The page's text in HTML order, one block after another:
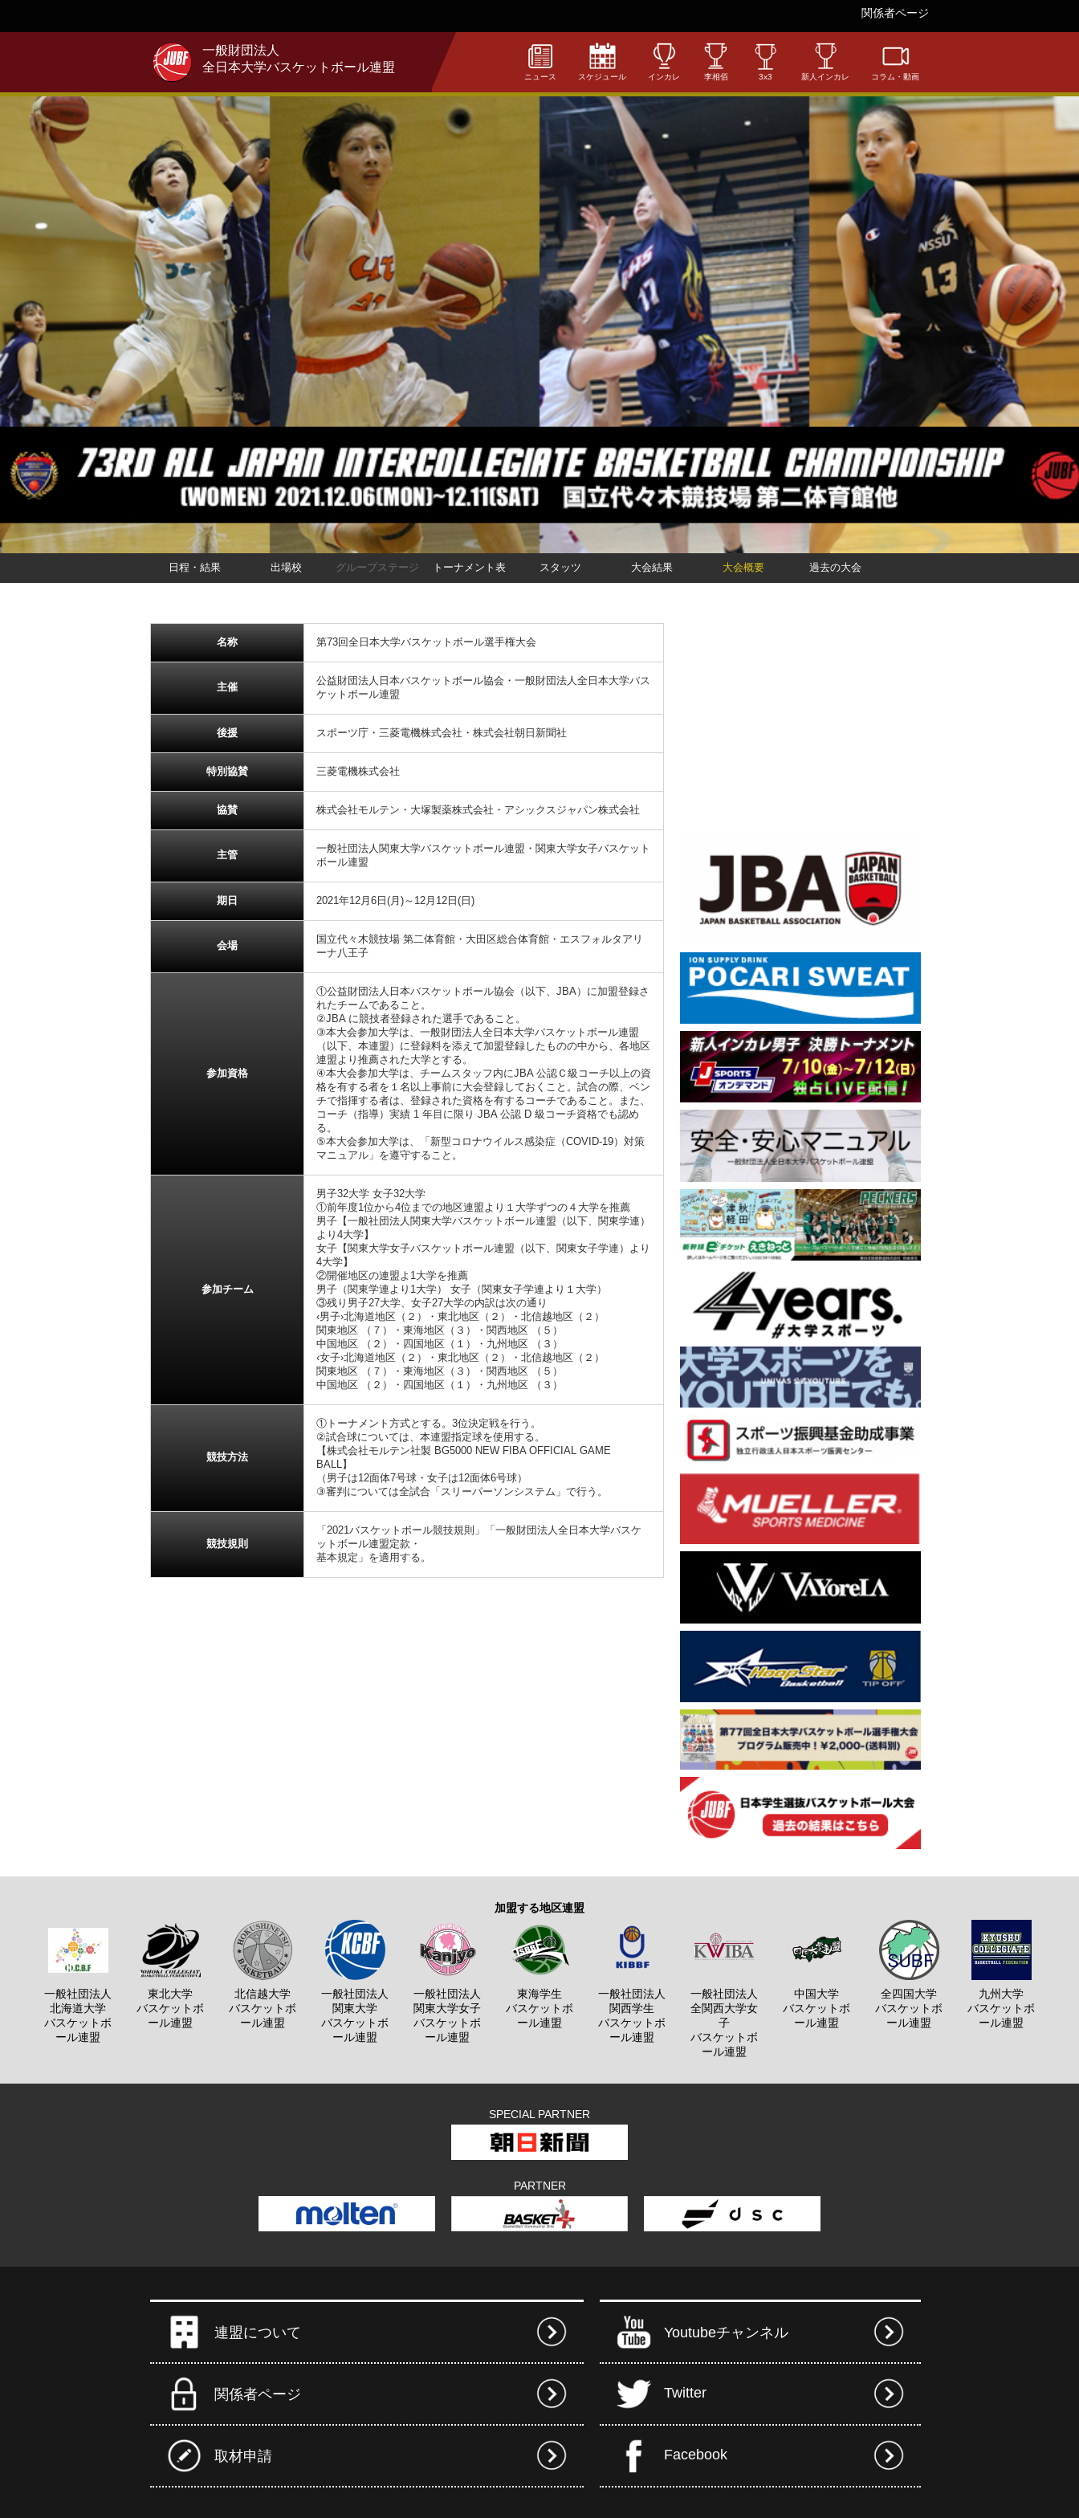
関係者ページ
一般財団法人
全日本大学バスケットボール連盟
ニュース スケジュール インカレ 李相佰 3x3 新人インカレ コラム・動画
日程・結果 出場校 グループステージ トーナメント表 スタッツ 大会結果 大会概要 過去の大会
名称 第73回全日本大学バスケットボール選手権大会
主催
公益財団法人日本バスケットボール協会・一般財団法人全日本大学バス
ケットボール連盟
後援 スポーツ庁・三菱電機株式会社・株式会社朝日新聞社
特別協賛 三菱電機株式会社
協賛 株式会社モルテン・大塚製薬株式会社・アシックスジャパン株式会社
主管
一般社団法人関東大学バスケットボール連盟・関東大学女子バスケット
ボール連盟
期日 2021年12月6日(月)～12月12日(日)
会場
国立代々木競技場 第二体育館・大田区総合体育館・エスフォルタアリ
ーナ八王子
参加資格
①公益財団法人日本バスケットボール協会（以下、JBA）に加盟登録さ
れたチームであること。
②JBA に競技者登録された選手であること。
③本大会参加大学は、一般財団法人全日本大学バスケットボール連盟
（以下、本連盟）に登録料を添えて加盟登録したものの中から、各地区
連盟より推薦された大学とする。
④本大会参加大学は、チームスタッフ内にJBA 公認Ｃ級コーチ以上の資
格を有する者を１名以上事前に大会登録しておくこと。試合の際、ベン
チで指揮する者は、登録された資格を有するコーチであること。また、
コーチ（指導）実績 1 年目に限り JBA 公認 D 級コーチ資格でも認め
る。
⑤本大会参加大学は、「新型コロナウイルス感染症（COVID-19）対策
マニュアル」を遵守すること。
参加チーム
男子32大学 女子32大学
①前年度1位から4位までの地区連盟より１大学ずつの４大学を推薦
男子【一般社団法人関東大学バスケットボール連盟（以下、関東学連）
より4大学】
女子【関東大学女子バスケットボール連盟（以下、関東女子学連）より
4大学】
②開催地区の連盟よ1大学を推薦
男子（関東学連より1大学） 女子（関東女子学連より１大学）
③残り男子27大学、女子27大学の内訳は次の通り
‹男子›北海道地区（２）・東北地区（２）・北信越地区（２）
関東地区 （７）・東海地区（３）・関西地区 （５）
中国地区 （２）・四国地区（１）・九州地区 （３）
‹女子›北海道地区（２）・東北地区（２）・北信越地区（２）
関東地区 （７）・東海地区（３）・関西地区 （５）
中国地区 （２）・四国地区（１）・九州地区 （３）
競技方法
①トーナメント方式とする。3位決定戦を行う。
②試合球については、本連盟指定球を使用する。
【株式会社モルテン社製 BG5000 NEW FIBA OFFICIAL GAME
BALL】
（男子は12面体7号球・女子は12面体6号球）
③審判については全試合「スリーパーソンシステム」で行う。
競技規則
「2021バスケットボール競技規則」「一般財団法人全日本大学バスケ
ットボール連盟定款・
基本規定」を適用する。
加盟する地区連盟
一般社団法人
北海道大学
バスケットボ
ール連盟
東北大学
バスケットボ
ール連盟
北信越大学
バスケットボ
ール連盟
一般社団法人
関東大学
バスケットボ
ール連盟
一般社団法人
関東大学女子
バスケットボ
ール連盟
東海学生
バスケットボ
ール連盟
一般社団法人
関西学生
バスケットボ
ール連盟
一般社団法人
全関西大学女
子
バスケットボ
ール連盟
中国大学
バスケットボ
ール連盟
全四国大学
バスケットボ
ール連盟
九州大学
バスケットボ
ール連盟
SPECIAL PARTNER
PARTNER
連盟について
関係者ページ
取材申請
Youtubeチャンネル
Twitter
Facebook